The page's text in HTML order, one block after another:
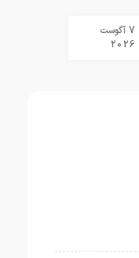
7 آگوست
2026